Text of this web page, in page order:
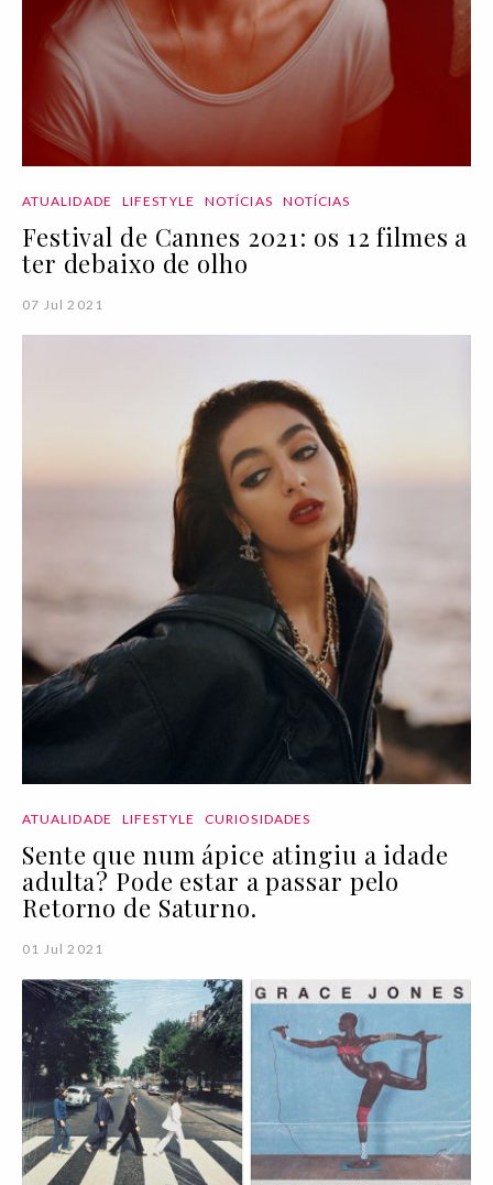
ATUALIDADE LIFESTYLE NOTÍCIAS NOTÍCIAS
Festival de Cannes 2021: os 12 filmes a
ter debaixo de olho
07 Jul 2021
ATUALIDADE LIFESTYLE CURIOSIDADES
Sente que num ápice atingiu a idade
adulta? Pode estar a passar pelo
Retorno de Saturno.
01 Jul 2021